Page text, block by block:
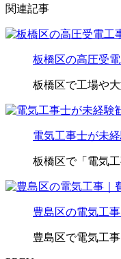
関連記事
板橋区の高圧受
板橋区で工場や
電気工事士が未
板橋区で「電気
豊島区の電気工
豊島区で電気工